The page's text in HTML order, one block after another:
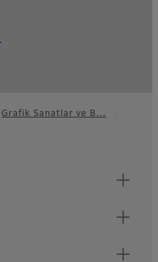
Grafik Sanatlar ve B…